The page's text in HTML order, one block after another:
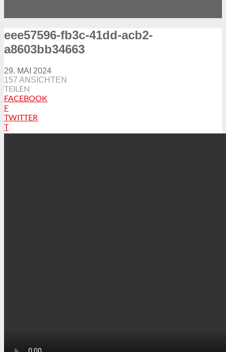
eee57596-fb3c-41dd-acb2-
a8603bb34663
29. MAI 2024
157 ANSICHTEN
TEILEN
FACEBOOK
F
TWITTER
T